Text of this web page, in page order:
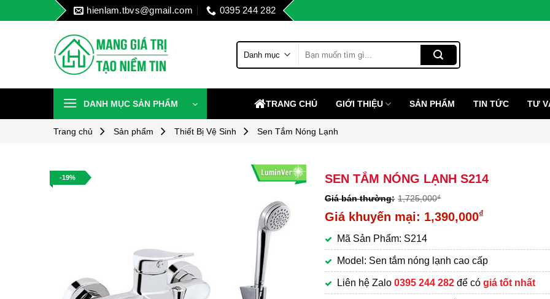
to
hienlam.tbvs@gmail.com 0395 244 282
kiếm:
DANH MỤC SẢN PHẨM TRANG CHỦ GIỚI THIỆU SẢN PHẨM TIN TỨC TƯ
Trang chủ Sản phẩm Thiết Bị Vệ Sinh Sen Tắm Nóng Lạnh
-19% SEN TẮM NÓNG LẠNH S214
1,725,000₫
Giá
là:
1,725,000₫.
1,390,000₫
hiện
tại
là:
1,390,000₫.
Mã Sản Phẩm: S214
Model: Sen tắm nóng lạnh cao cấp
Liên hệ Zalo0395 244 282 để cógiá tốt nhất